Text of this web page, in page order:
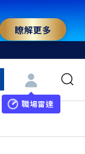
瞭解更多
職場雷達